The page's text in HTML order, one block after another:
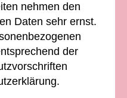
nehmen den
Daten sehr ernst.
der